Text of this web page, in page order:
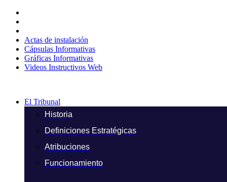
contenido
Actas de instalación
Cápsulas Informativas
Gráficas Informativas
Videos Instructivos Web
El Tribunal
Historia
Definiciones Estratégicas
Atribuciones
Funcionamiento